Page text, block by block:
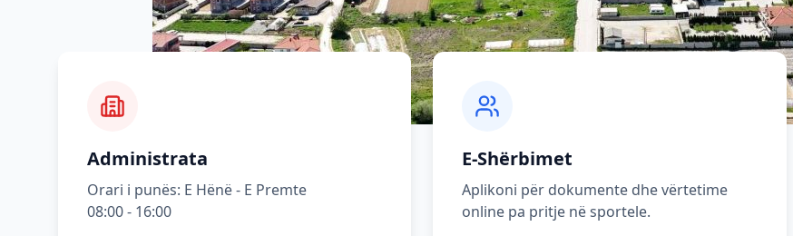
Administrata
Orari i punës: E Hënë - E Premte
08:00 - 16:00
E-Shërbimet
Aplikoni për dokumente dhe vërtetime
online pa pritje në sportele.